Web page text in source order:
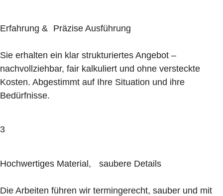
Erfahrung & Präzise Ausführung
Sie erhalten ein klar strukturiertes Angebot –
nachvollziehbar, fair kalkuliert und ohne versteckte
Kosten. Abgestimmt auf Ihre Situation und ihre
Bedürfnisse.
3
Hochwertiges Material, saubere Details
Die Arbeiten führen wir termingerecht, sauber und mit